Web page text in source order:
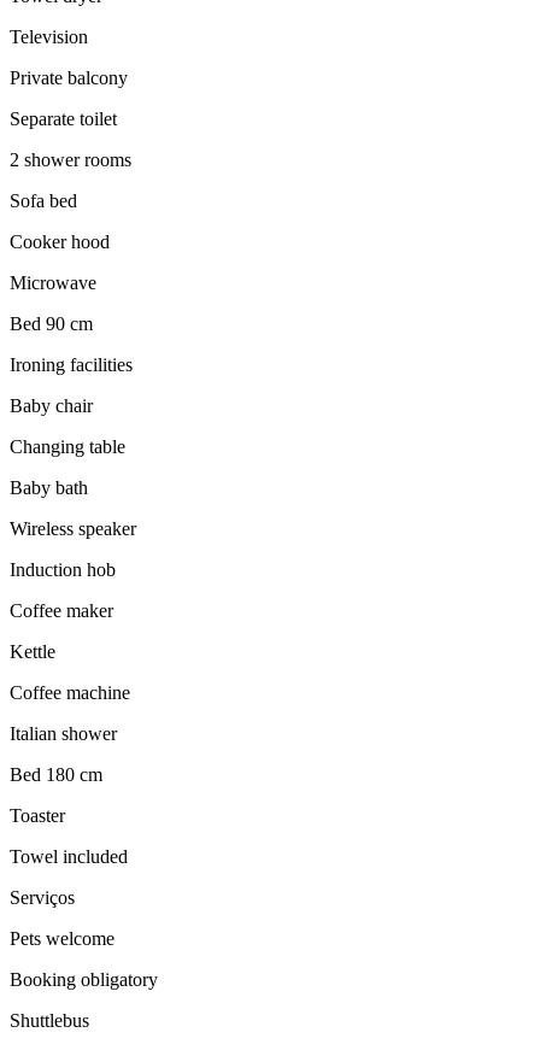
Television
Private balcony
Separate toilet
2 shower rooms
Sofa bed
Cooker hood
Microwave
Bed 90 cm
Ironing facilities
Baby chair
Changing table
Baby bath
Wireless speaker
Induction hob
Coffee maker
Kettle
Coffee machine
Italian shower
Bed 180 cm
Toaster
Towel included
Serviços
Pets welcome
Booking obligatory
Shuttlebus